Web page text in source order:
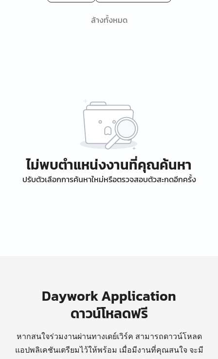
ล้างทั้งหมด
ไม่พบตำแหน่งงานที่คุณค้นหา
ปรับตัวเลือกการค้นหาใหม่หรือตรวจสอบตัวสะกดอีกครั้ง
Daywork Application
ดาวน์โหลดฟรี
หากสนใจร่วมงานผ่านทางเดย์เวิร์ค สามารถดาวน์โหลด
แอปพลิเคชันเตรียมไว้ให้พร้อม เมื่อมีงานที่คุณสนใจ จะมี